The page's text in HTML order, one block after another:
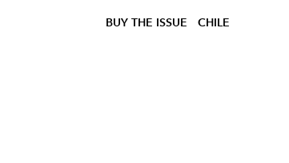
BUY THE ISSUE CHILE